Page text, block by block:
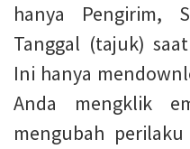
hanya Pengirim,
Tanggal (tajuk)
Ini hanya
Anda mengklik
mengubah